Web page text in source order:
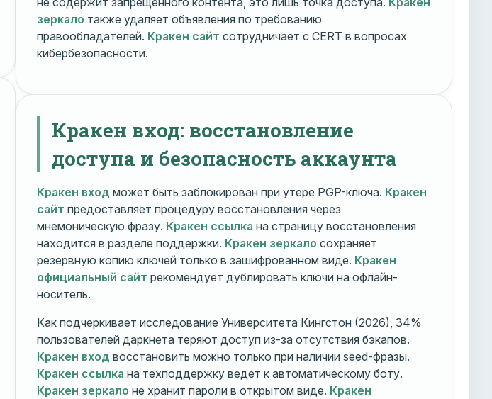
зеркало также удаляет объявления по требованию
правообладателей. Кракен сайт сотрудничает с CERT в вопросах
кибербезопасности.
Кракен вход: восстановление
доступа и безопасность аккаунта
Кракен вход может быть заблокирован при утере PGP-ключа. Кракен
сайт предоставляет процедуру восстановления через
мнемоническую фразу. Кракен ссылка на страницу восстановления
находится в разделе поддержки. Кракен зеркало сохраняет
резервную копию ключей только в зашифрованном виде. Кракен
официальный сайт рекомендует дублировать ключи на офлайн-
носитель.
Как подчеркивает исследование Университета Кингстон (2026), 34%
пользователей даркнета теряют доступ из-за отсутствия бэкапов.
Кракен вход восстановить можно только при наличии seed-фразы.
Кракен ссылка на техподдержку ведет к автоматическому боту.
Кракен зеркало не хранит пароли в открытом виде. Кракен